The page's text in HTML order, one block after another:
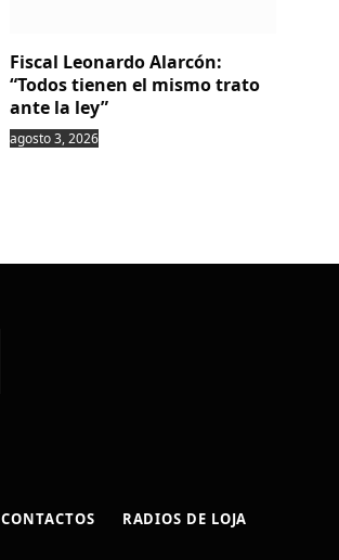
Fiscal Leonardo Alarcón:
“Todos tienen el mismo trato
ante la ley”
agosto 3, 2026
CONTACTOS RADIOS DE LOJA